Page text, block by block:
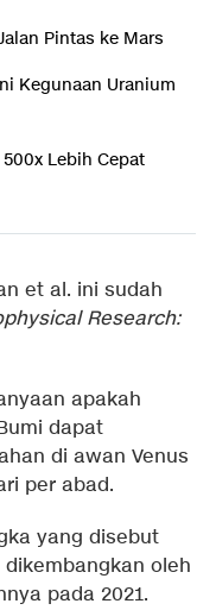
Pintas ke Mars
Kegunaan Uranium
Lebih Cepat
et al. ini sudah
Research:
apakah
dapat
di awan Venus
per abad.
yang disebut
dikembangkan oleh
pada 2021.